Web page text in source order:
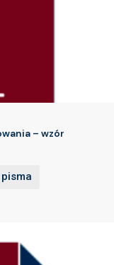
– wzór